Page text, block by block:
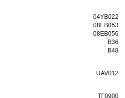
04YB022
08EB053
08EB056
Β36
Β48
UAV012
ΤΓ0900